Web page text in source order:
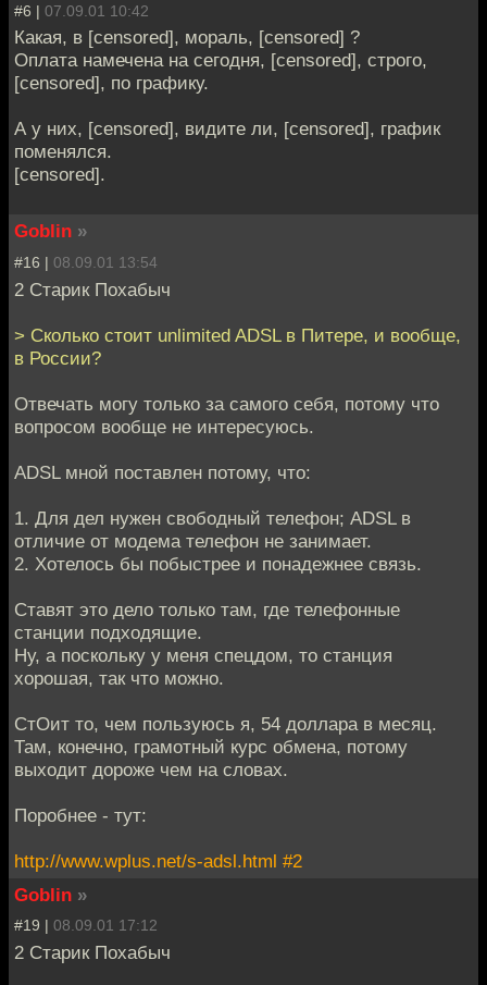
#6 | 07.09.01 10:42
Какая, в [censored], мораль, [censored] ?
Оплата намечена на сегодня, [censored], строго,
[censored], по графику.
А у них, [censored], видите ли, [censored], график
поменялся.
[censored].
Goblin »
#16 | 08.09.01 13:54
2 Старик Похабыч
> Сколько стоит unlimited ADSL в Питере, и вообще,
в России?
Отвечать могу только за самого себя, потому что
вопросом вообще не интересуюсь.
ADSL мной поставлен потому, что:
1. Для дел нужен свободный телефон; ADSL в
отличие от модема телефон не занимает.
2. Хотелось бы побыстрее и понадежнее связь.
Ставят это дело только там, где телефонные
станции подходящие.
Ну, а поскольку у меня спецдом, то станция
хорошая, так что можно.
СтОит то, чем пользуюсь я, 54 доллара в месяц.
Там, конечно, грамотный курс обмена, потому
выходит дороже чем на словах.
Поробнее - тут:
http://www.wplus.net/s-adsl.html #2
Goblin »
#19 | 08.09.01 17:12
2 Старик Похабыч